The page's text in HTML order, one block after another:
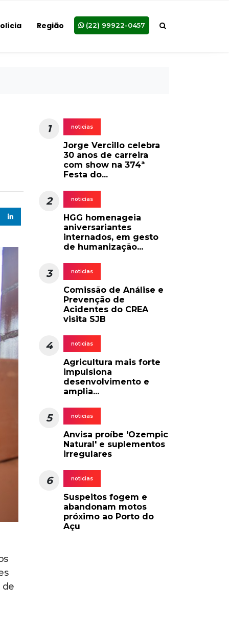
Região (22) 99922-0457
de
1 noticias
Jorge Vercillo celebra
30 anos de carreira
com show na 374ª
Festa do...
2 noticias
HGG homenageia
aniversariantes
internados, em gesto
de humanização...
3 noticias
Comissão de Análise e
Prevenção de
Acidentes do CREA
visita SJB
4 noticias
Agricultura mais forte
impulsiona
desenvolvimento e
amplia...
5 noticias
Anvisa proíbe 'Ozempic
Natural' e suplementos
irregulares
6 noticias
Suspeitos fogem e
abandonam motos
próximo ao Porto do
Açu